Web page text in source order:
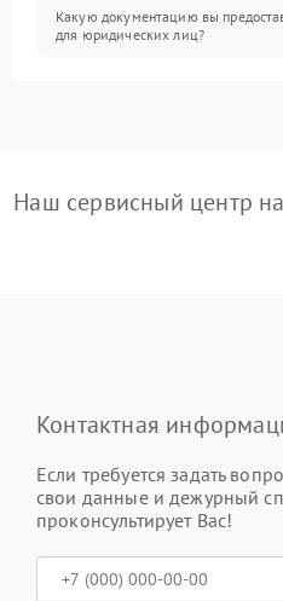
Какую документацию вы
для юридических лиц?
Наш сервисный центр
Контактная
Если требуется задать
свои данные и дежурный
проконсультирует Вас!